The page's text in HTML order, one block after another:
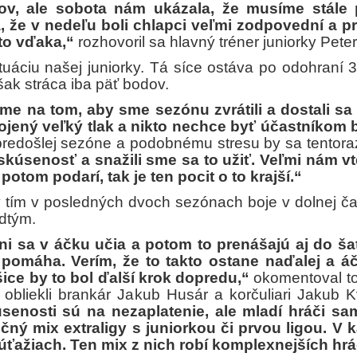
ale sobota nám ukázala, že musíme
že v nedeľu boli chlapci veľmi zodpovední a
vďaka,“ rozhovoril sa hlavný tréner juniorky
našej juniorky. Tá síce ostáva po odohraní
stráca iba päť bodov.
na tom, aby sme sezónu zvrátili a dostali
veľký tlak a nikto nechce byť účastníkom
sezóne a podobnému stresu by sa
a snažili sme sa to užiť. Veľmi nám
podarí, tak je ten pocit o to krajší.“
v posledných dvoch sezónach boje v dolnej
sa v áčku učia a potom to prenášajú aj do
Verím, že to takto ostane naďalej a
by to bol ďalší krok dopredu,“okomentoval
brankár Jakub Husár a korčuliari Jakub
sú na nezaplatenie, ale mladí hráči
mix extraligy s juniorkou či prvou ligou. V
Ten mix z nich robí komplexnejších